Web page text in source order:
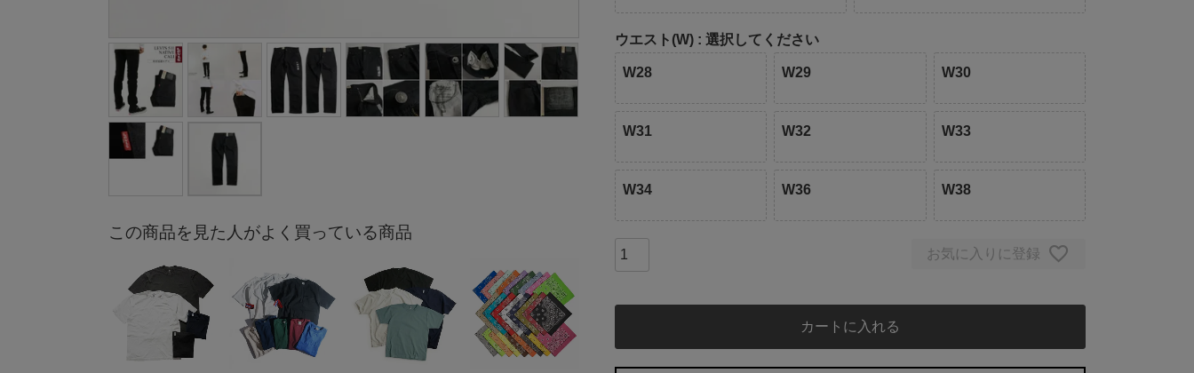
ウエスト(W) 選択してください
W28 W29 W30
W31 W32 W33
W34 W36 W38
お気に入りに登録
カートに入れる
この商品を見た人がよく買っている商品